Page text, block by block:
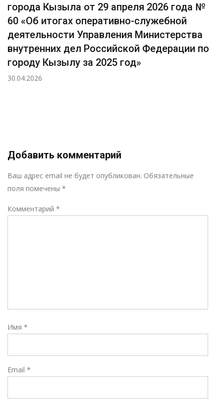
города Кызыла от 29 апреля 2026 года №
60 «Об итогах оперативно-служебной
деятельности Управления Министерства
внутренних дел Российской Федерации по
городу Кызылу за 2025 год»
30.04.2026
Добавить комментарий
Ваш адрес email не будет опубликован. Обязательные
поля помечены *
Комментарий *
Имя *
Email *